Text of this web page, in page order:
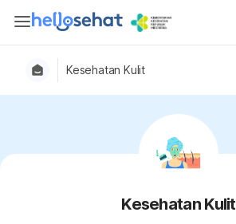
Kesehatan Kulit
Kesehatan Kulit